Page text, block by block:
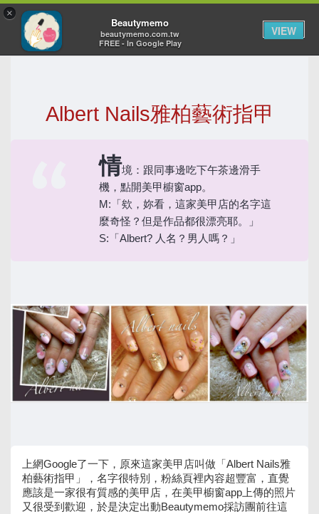
Albert Nails雅柏藝術指甲
情境：跟同事邊吃下午茶邊滑手
機，點開美甲櫥窗app。
M:「欸，妳看，這家美甲店的名字這
麼奇怪？但是作品都很漂亮耶。」
S:「Albert? 人名？男人嗎？」
上網Google了一下，原來這家美甲店叫做「Albert Nails雅
柏藝術指甲」，名字很特別，粉絲頁裡內容超豐富，直覺
應該是一家很有質感的美甲店，在美甲櫥窗app上傳的照片
又很受到歡迎，於是決定出動Beautymemo採訪團前往這
×
Beautymemo
beautymemo.com.tw
FREE - In Google Play
VIEW